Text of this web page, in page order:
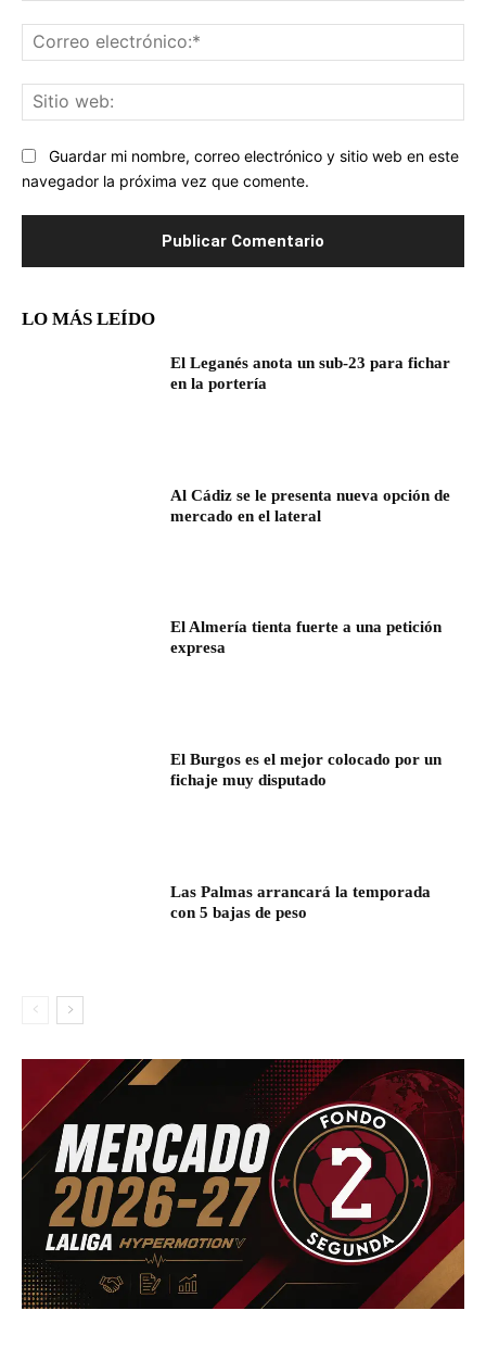
Guardar mi nombre, correo electrónico y sitio web en este
navegador la próxima vez que comente.
LO MÁS LEÍDO
El Leganés anota un sub-23 para fichar
en la portería
Al Cádiz se le presenta nueva opción de
mercado en el lateral
El Almería tienta fuerte a una petición
expresa
El Burgos es el mejor colocado por un
fichaje muy disputado
Las Palmas arrancará la temporada
con 5 bajas de peso